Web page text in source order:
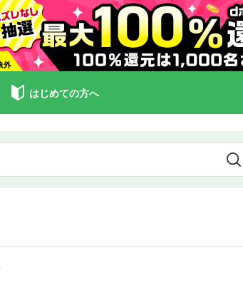
はじめての方へ